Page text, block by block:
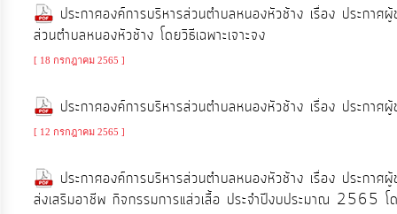
ประกาศองค์การบริหารส่วนตำบลหนองหัวช้าง เรื่อง ประกาศ
ส่วนตำบลหนองหัวช้าง โดยวิธีเฉพาะเจาะจง
[ 18 กรกฎาคม 2565 ]
ประกาศองค์การบริหารส่วนตำบลหนองหัวช้าง เรื่อง ประกาศ
[ 12 กรกฎาคม 2565 ]
ประกาศองค์การบริหารส่วนตำบลหนองหัวช้าง เรื่อง ประกาศ
ส่งเสริมอาชีพ กิจกรรมการแส่วเสื้อ ประจำปีงบประมาณ 2565 โด